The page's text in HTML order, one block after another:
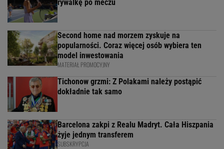
rywalkę po meczu
Second home nad morzem zyskuje na
popularności. Coraz więcej osób wybiera ten
model inwestowania
MATERIAŁ PROMOCYJNY
Tichonow grzmi: Z Polakami należy postąpić
dokładnie tak samo
Barcelona zakpi z Realu Madryt. Cała Hiszpania
żyje jednym transferem
SUBSKRYPCJA